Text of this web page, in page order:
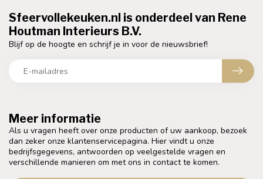
Meer informatie
Als u vragen heeft over onze producten of uw aankoop, bezoek
dan zeker onze klantenservicepagina. Hier vindt u onze
bedrijfsgegevens, antwoorden op veelgestelde vragen en
verschillende manieren om met ons in contact te komen.
Sfeervollekeuken.nl is onderdeel van Rene
Houtman Interieurs B.V.
Blijf op de hoogte en schrijf je in voor de nieuwsbrief!